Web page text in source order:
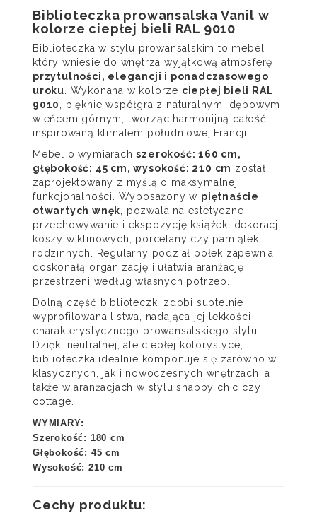
Biblioteczka prowansalska Vanil w
kolorze ciepłej bieli RAL 9010
Biblioteczka w stylu prowansalskim to mebel,
który wniesie do wnętrza wyjątkową atmosferę
przytulności, elegancji i ponadczasowego
uroku . Wykonana w kolorze ciepłej bieli RAL
9010
, pięknie współgra z naturalnym, dębowym
wieńcem górnym, tworząc harmonijną całość
inspirowaną klimatem południowej Francji.
Mebel o wymiarachszerokość: 160 cm,
głębokość: 45 cm, wysokość: 210 cm został
zaprojektowany z myślą o maksymalnej
funkcjonalności. Wyposażony w piętnaście
otwartych wnęk , pozwala na estetyczne
przechowywanie i ekspozycję książek, dekoracji,
koszy wiklinowych, porcelany czy pamiątek
rodzinnych. Regularny podział półek zapewnia
doskonałą organizację i ułatwia aranżację
przestrzeni według własnych potrzeb.
Dolną część biblioteczki zdobi subtelnie
wyprofilowana listwa, nadająca jej lekkości i
charakterystycznego prowansalskiego stylu.
Dzięki neutralnej, ale ciepłej kolorystyce,
biblioteczka idealnie komponuje się zarówno w
klasycznych, jak i nowoczesnych wnętrzach, a
także w aranżacjach w stylu shabby chic czy
cottage.
WYMIARY:
Szerokość: 180 cm
Głębokość: 45 cm
Wysokość: 210 cm
Cechy produktu: